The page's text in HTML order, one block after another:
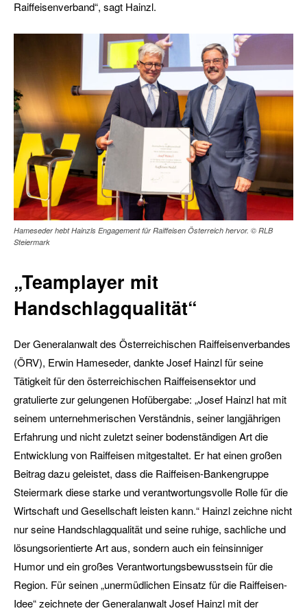
Raiffeisenverband“, sagt Hainzl.
Hameseder hebt Hainzls Engagement für Raiffeisen Österreich hervor. © RLB
Steiermark
„Teamplayer mit
Handschlagqualität“
Der Generalanwalt des Österreichischen Raiffeisenverbandes
(ÖRV), Erwin Hameseder, dankte Josef Hainzl für seine
Tätigkeit für den österreichischen Raiffeisensektor und
gratulierte zur gelungenen Hofübergabe: „Josef Hainzl hat mit
seinem unternehmerischen Verständnis, seiner langjährigen
Erfahrung und nicht zuletzt seiner bodenständigen Art die
Entwicklung von Raiffeisen mitgestaltet. Er hat einen großen
Beitrag dazu geleistet, dass die Raiffeisen-Bankengruppe
Steiermark diese starke und verantwortungsvolle Rolle für die
Wirtschaft und Gesellschaft leisten kann.“ Hainzl zeichne nicht
nur seine Handschlagqualität und seine ruhige, sachliche und
lösungsorientierte Art aus, sondern auch ein feinsinniger
Humor und ein großes Verantwortungsbewusstsein für die
Region. Für seinen „unermüdlichen Einsatz für die Raiffeisen-
Idee“ zeichnete der Generalanwalt Josef Hainzl mit der